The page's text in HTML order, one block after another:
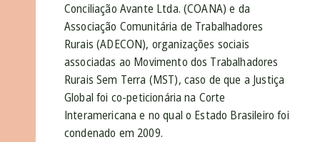
Conciliação Avante Ltda. (COANA) e da
Associação Comunitária de Trabalhadores
Rurais (ADECON), organizações sociais
associadas ao Movimento dos Trabalhadores
Rurais Sem Terra (MST), caso de que a Justiça
Global foi co-peticionária na Corte
Interamericana e no qual o Estado Brasileiro foi
condenado em 2009.